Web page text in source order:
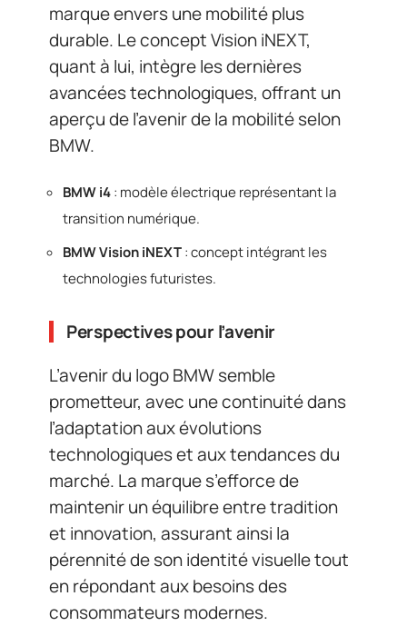
marque envers une mobilité plus
durable. Le concept Vision iNEXT,
quant à lui, intègre les dernières
avancées technologiques, offrant un
aperçu de l’avenir de la mobilité selon
BMW.
BMW i4: modèle électrique représentant la
transition numérique.
BMW Vision iNEXT: concept intégrant les
technologies futuristes.
Perspectives pour l’avenir
L’avenir du logo BMW semble
prometteur, avec une continuité dans
l’adaptation aux évolutions
technologiques et aux tendances du
marché. La marque s’efforce de
maintenir un équilibre entre tradition
et innovation, assurant ainsi la
pérennité de son identité visuelle tout
en répondant aux besoins des
consommateurs modernes.